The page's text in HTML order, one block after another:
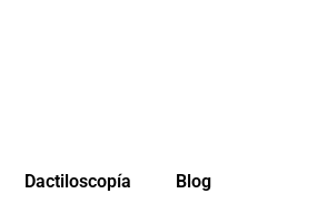
Dactiloscopía
Blog